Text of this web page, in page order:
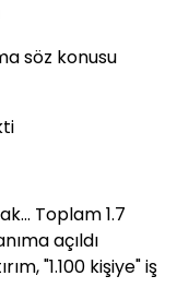
söz konusu
Toplam 1.7
açıldı
"1.100 kişiye" iş